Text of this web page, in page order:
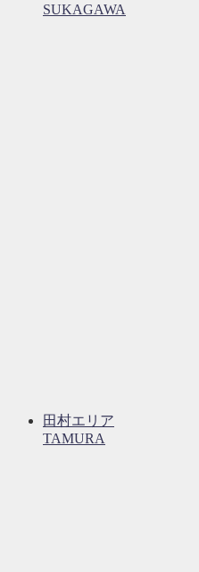
SUKAGAWA
田村エリア
TAMURA